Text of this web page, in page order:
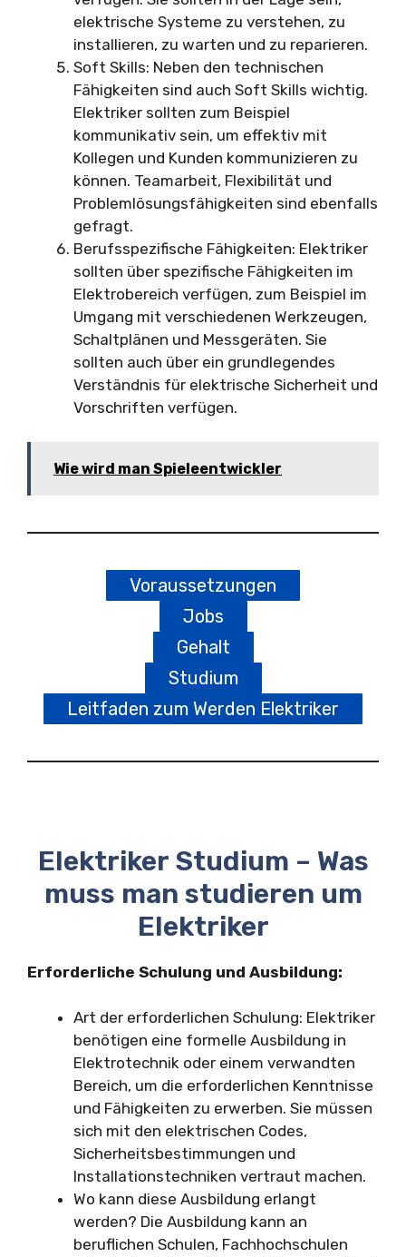
elektrische Systeme zu verstehen, zu
installieren, zu warten und zu reparieren.
Soft Skills: Neben den technischen
Fähigkeiten sind auch Soft Skills wichtig.
Elektriker sollten zum Beispiel
kommunikativ sein, um effektiv mit
Kollegen und Kunden kommunizieren zu
können. Teamarbeit, Flexibilität und
Problemlösungsfähigkeiten sind ebenfalls
gefragt.
Berufsspezifische Fähigkeiten: Elektriker
sollten über spezifische Fähigkeiten im
Elektrobereich verfügen, zum Beispiel im
Umgang mit verschiedenen Werkzeugen,
Schaltplänen und Messgeräten. Sie
sollten auch über ein grundlegendes
Verständnis für elektrische Sicherheit und
Vorschriften verfügen.
Wie wird man Spieleentwickler
Voraussetzungen
Jobs
Gehalt
Studium
Leitfaden zum Werden Elektriker
Elektriker Studium – Was
muss man studieren um
Elektriker
Erforderliche Schulung und Ausbildung:
Art der erforderlichen Schulung: Elektriker
benötigen eine formelle Ausbildung in
Elektrotechnik oder einem verwandten
Bereich, um die erforderlichen Kenntnisse
und Fähigkeiten zu erwerben. Sie müssen
sich mit den elektrischen Codes,
Sicherheitsbestimmungen und
Installationstechniken vertraut machen.
Wo kann diese Ausbildung erlangt
werden? Die Ausbildung kann an
beruflichen Schulen, Fachhochschulen